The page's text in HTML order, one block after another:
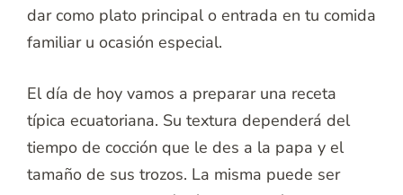
dar como plato principal o entrada en tu comida
familiar u ocasión especial.
El día de hoy vamos a preparar una receta
típica ecuatoriana. Su textura dependerá del
tiempo de cocción que le des a la papa y el
tamaño de sus trozos. La misma puede ser